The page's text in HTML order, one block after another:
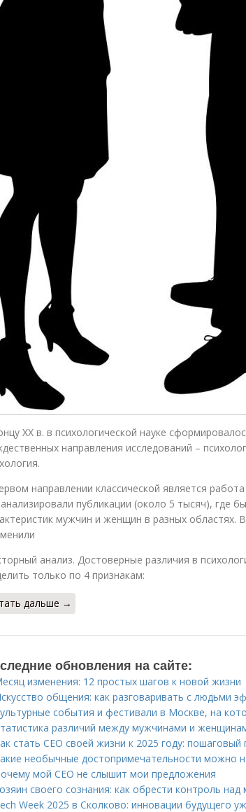
XX в. в психологической науке
направления исследований –
направлении классической является
публикации (около 5 тысяч), где
мужчин и женщин в разных областях.
анализ. Достоверные различия в
только по 4 признакам:
дальше →
обновления на сайте:
изменения: 12 простых шагов к новой жизни
общения: как разговаривать с людьми
события и фестивали в Москве, на
различий между мужчинами и
стать CEO своей жизни к 2025 году: пошаговый
необычные достопримечательности можно
мой СЕО не слышит мои предложения
своего сознания: как обрести контроль
Week 2025 в Сколково: инновации будущего